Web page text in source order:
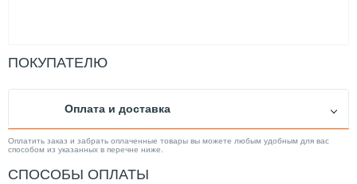
ПОКУПАТЕЛЮ
Оплата и доставка
Оплатить заказ и забрать оплаченные товары вы можете любым удобным для вас
способом из указанных в перечне ниже.
СПОСОБЫ ОПЛАТЫ